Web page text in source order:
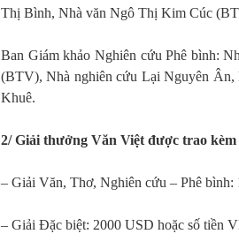
Thị Bình, Nhà văn Ngô Thị Kim Cúc
Ban Giám khảo Nghiên cứu Phê bình:
(BTV), Nhà nghiên cứu Lại Nguyên Ân,
Khuê.
2/ Giải thưởng Văn Việt được trao
– Giải Văn, Thơ, Nghiên cứu – Phê
– Giải Đặc biệt: 2000 USD hoặc số tiền